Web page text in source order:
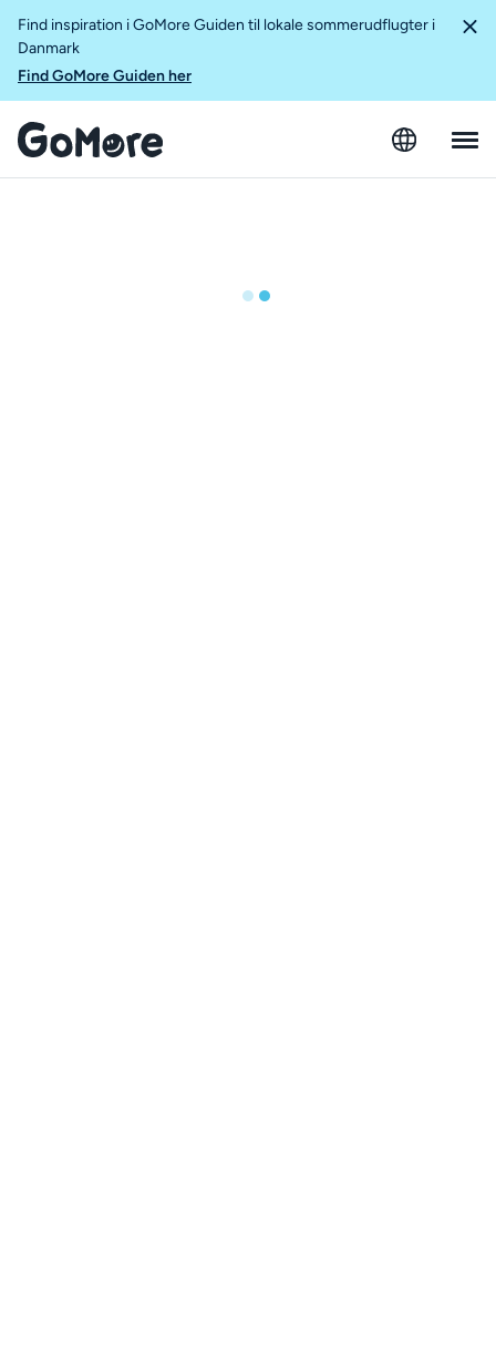
Find inspiration i GoMore Guiden til lokale sommerudflugter i
Danmark
Find GoMore Guiden her